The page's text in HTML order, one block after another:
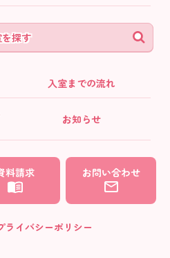
探す
入室までの流れ
お知らせ
料請求 お問い合わせ
ライバシーポリシー